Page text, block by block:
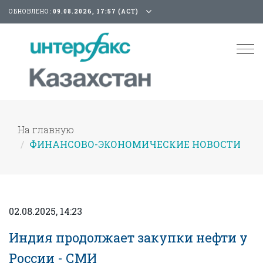
ОБНОВЛЕНО: 09.08.2026, 17:57 (АСТ)
На главную
ФИНАНСОВО-ЭКОНОМИЧЕСКИЕ НОВОСТИ
02.08.2025, 14:23
Индия продолжает закупки нефти у
России - СМИ